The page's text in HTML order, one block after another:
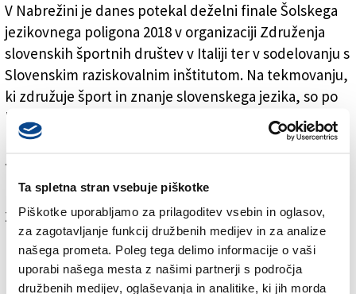
Ta spletna stran vsebuje piškotke
Piškotke uporabljamo za prilagoditev vsebin in oglasov,
za zagotavljanje funkcij družbenih medijev in za analize
našega prometa. Poleg tega delimo informacije o vaši
uporabi našega mesta z našimi partnerji s področja
družbenih medijev, oglaševanja in analitike, ki jih morda
Najboljši v športu in v znanju slovenščine
V Nabrežini je danes potekal deželni finale Šolskega
jezikovnega poligona 2018 v organizaciji Združenja
slovenskih športnih društev v Italiji ter v sodelovanju s
Slovenskim raziskovalnim inštitutom. Na tekmovanju,
ki združuje šport in znanje slovenskega jezika, so po
lanskem zmagoslavju NSŠ Frana Levstika s Proseka
bili letos najboljši dijaki NSŠ Ivana Cankarja pri Sv.
Jakobu v Trstu. Drugi so bili lanski zmagovalci, tretji
pa dijaki NSŠ Simona Gregorčiča iz Doline.
Za branje in pisanje komentarjevje potrebna prijava